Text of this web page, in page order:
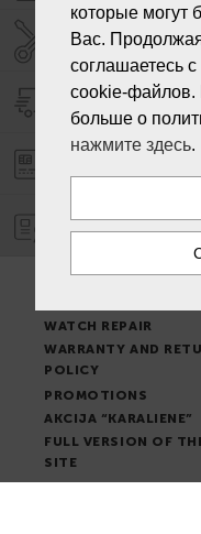
SERVICE
DELIVERY
WARRANTY
PLACE OF ISSUE OF
WATCH REPAIR
WARRANTY AND
POLICY
PROMOTIONS
AKCIJA “KARALIENE”
FULL VERSION OF
SITE
которые могут
Вас.
соглашаетесь
cookie-файлов.
больше о
нажмите здесь.